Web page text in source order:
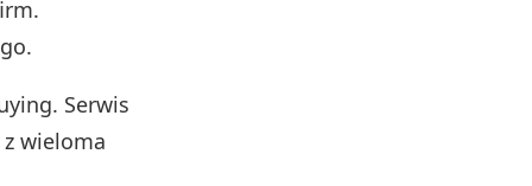
Serwis
wieloma